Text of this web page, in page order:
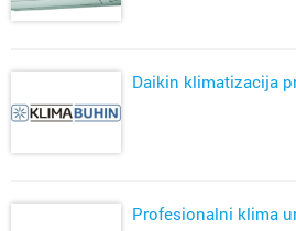
Daikin klimatizacija
Profesionalni klima